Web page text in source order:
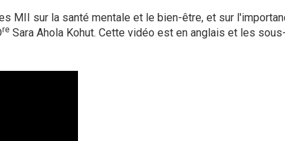
MII sur la santé mentale et le bien-être, et sur
re Sara Ahola Kohut. Cette vidéo est en anglais et les